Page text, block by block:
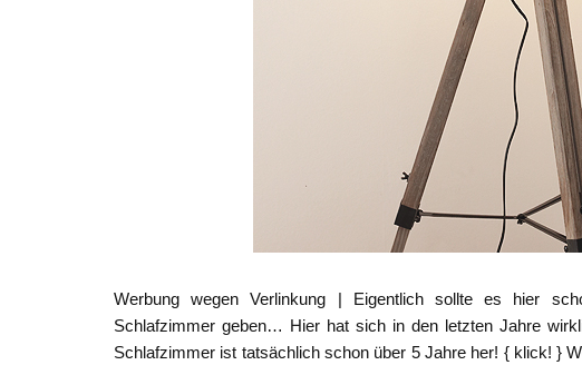
Werbung wegen Verlinkung | Eigentlich sollte es hier
Schlafzimmer geben… Hier hat sich in den letzten Jahre
Schlafzimmer ist tatsächlich schon über 5 Jahre her! { klick! }